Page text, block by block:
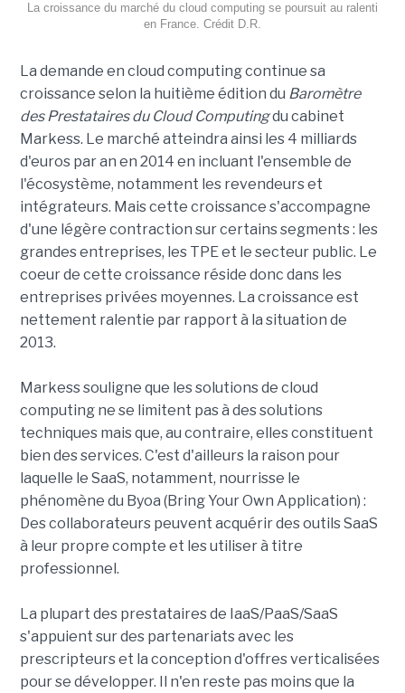
La croissance du marché du cloud computing se poursuit au ralenti
en France. Crédit D.R.
La demande en cloud computing continue sa
croissance selon la huitième édition du Baromètre
des Prestataires du Cloud Computingdu cabinet
Markess. Le marché atteindra ainsi les 4 milliards
d'euros par an en 2014 en incluant l'ensemble de
l'écosystème, notamment les revendeurs et
intégrateurs. Mais cette croissance s'accompagne
d'une légère contraction sur certains segments : les
grandes entreprises, les TPE et le secteur public. Le
coeur de cette croissance réside donc dans les
entreprises privées moyennes. La croissance est
nettement ralentie par rapport à la situation de
2013.
Markess souligne que les solutions de cloud
computing ne se limitent pas à des solutions
techniques mais que, au contraire, elles constituent
bien des services. C'est d'ailleurs la raison pour
laquelle le SaaS, notamment, nourrisse le
phénomène du Byoa (Bring Your Own Application) :
Des collaborateurs peuvent acquérir des outils SaaS
à leur propre compte et les utiliser à titre
professionnel.
La plupart des prestataires de IaaS/PaaS/SaaS
s'appuient sur des partenariats avec les
prescripteurs et la conception d'offres verticalisées
pour se développer. Il n'en reste pas moins que la